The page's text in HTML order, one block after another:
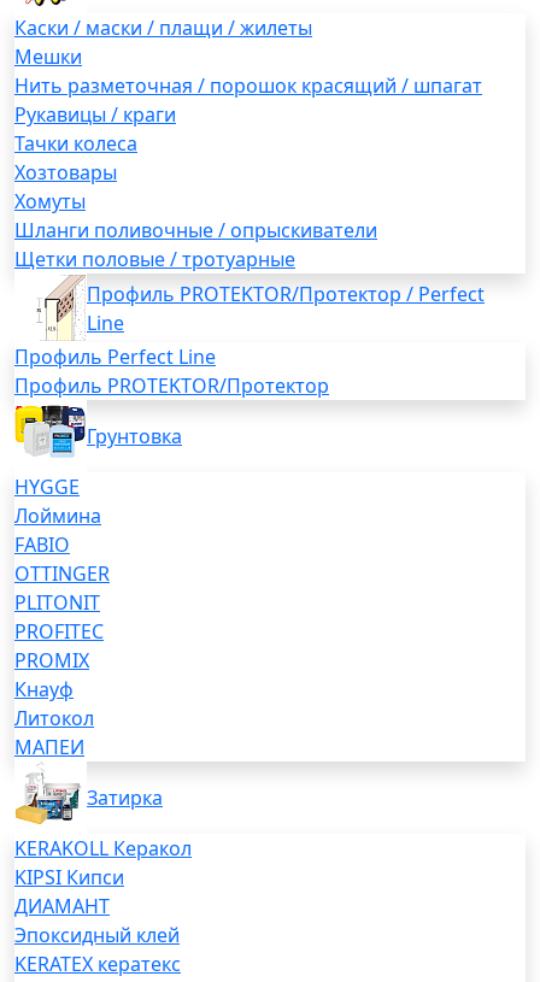
Каски / маски / плащи / жилеты
Мешки
Нить разметочная / порошок красящий / шпагат
Рукавицы / краги
Тачки колеса
Хозтовары
Хомуты
Шланги поливочные / опрыскиватели
Щетки половые / тротуарные
Профиль PROTEKTOR/Протектор / Perfect
Line
Профиль Perfect Line
Профиль PROTEKTOR/Протектор
Грунтовка
HYGGE
Лоймина
FABIO
OTTINGER
PLITONIT
PROFITEC
PROMIX
Кнауф
Литокол
МАПЕИ
Затирка
KERAKOLL Керакол
KIPSI Кипси
ДИАМАНТ
Эпоксидный клей
KERATEX кератекс